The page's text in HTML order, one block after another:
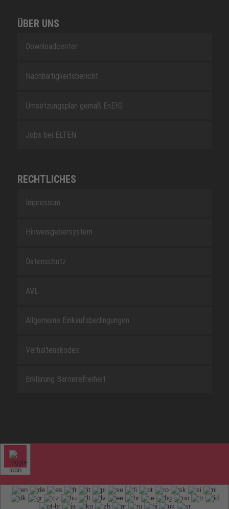
ÜBER UNS
Downloadcenter
Nachhaltigkeitsbericht
Umsetzungsplan gemäß EnEfG
Jobs bei ELTEN
RECHTLICHES
Impressum
Hinweisgebersystem
Datenschutz
AVL
Allgemeine Einkaufsbedingungen
Verhaltenskodex
Erklärung Barrierefreiheit